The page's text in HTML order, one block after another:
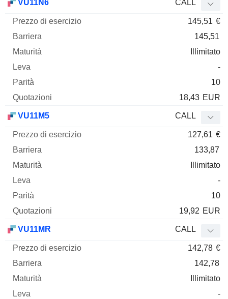
VU11N6 CALL
145,51 €
145,51
Illimitato
-
10
18,43 EUR
VU11M5 CALL
127,61 €
133,87
Illimitato
-
10
19,92 EUR
VU11MR CALL
142,78 €
142,78
Illimitato
-